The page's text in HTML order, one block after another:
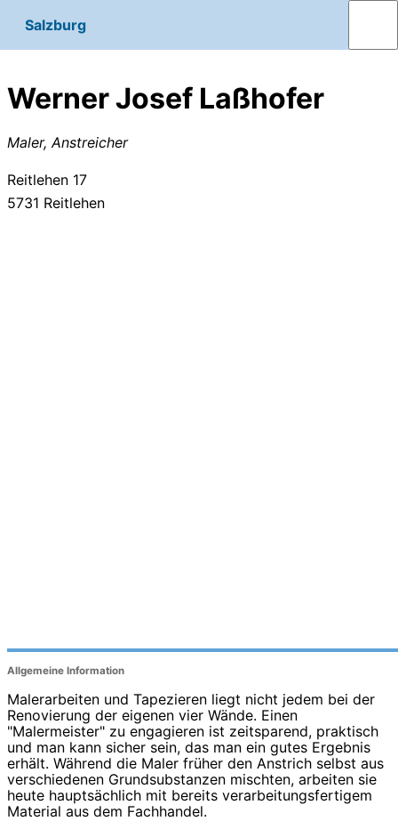
Salzburg
Werner Josef Laßhofer
Maler, Anstreicher
Reitlehen 17
5731 Reitlehen
Allgemeine Information
Malerarbeiten und Tapezieren liegt nicht jedem bei der
Renovierung der eigenen vier Wände. Einen
"Malermeister" zu engagieren ist zeitsparend, praktisch
und man kann sicher sein, das man ein gutes Ergebnis
erhält. Während die Maler früher den Anstrich selbst aus
verschiedenen Grundsubstanzen mischten, arbeiten sie
heute hauptsächlich mit bereits verarbeitungsfertigem
Material aus dem Fachhandel.